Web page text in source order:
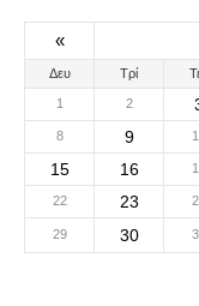
«
Δευ Τρί
1 2
8 9
15 16
22 23
29 30